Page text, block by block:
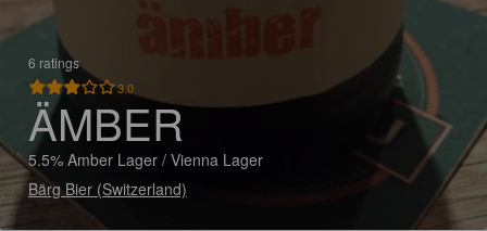
6 ratings
3.0
ÄMBER
5.5% Amber Lager / Vienna Lager
Bärg Bier (Switzerland)